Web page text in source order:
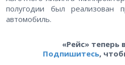
полугодии был реализован
автомобиль.
«Рейс» теперь
Подпишитесь,